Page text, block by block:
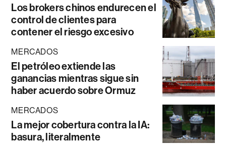
Los brokers chinos endurecen el
control de clientes para
contener el riesgo excesivo
MERCADOS
El petróleo extiende las
ganancias mientras sigue sin
haber acuerdo sobre Ormuz
MERCADOS
La mejor cobertura contra la IA:
basura, literalmente